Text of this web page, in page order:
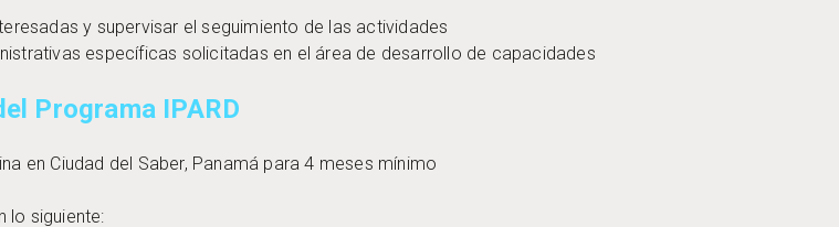
y supervisar el seguimiento de las actividades
específicas solicitadas en el área de desarrollo de capacidades
Programa IPARD
en Ciudad del Saber, Panamá para 4 meses mínimo
lo siguiente: